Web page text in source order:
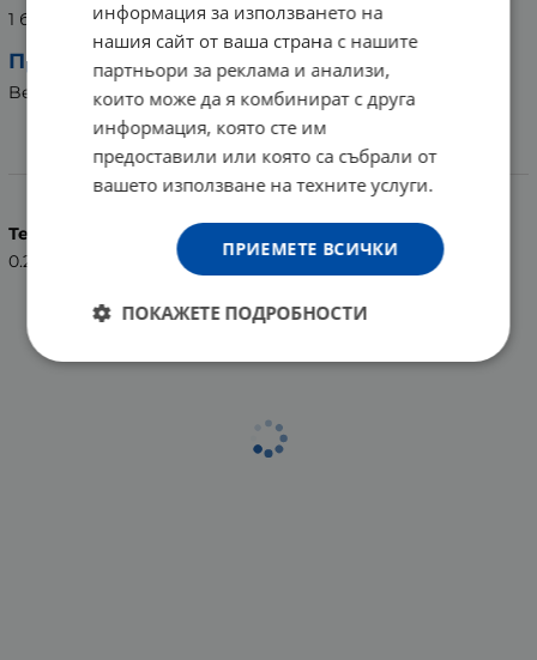
1 брой филтър
Производител:
Beurer GmbH, Германия
Характеристики
Тегло (кг.)
0.20
информация за използването на
нашия сайт от ваша страна с нашите
партньори за реклама и анализи,
които може да я комбинират с друга
информация, която сте им
предоставили или която са събрали от
вашето използване на техните услуги.
ПРИЕМЕТЕ ВСИЧКИ
ПОКАЖЕТЕ ПОДРОБНОСТИ